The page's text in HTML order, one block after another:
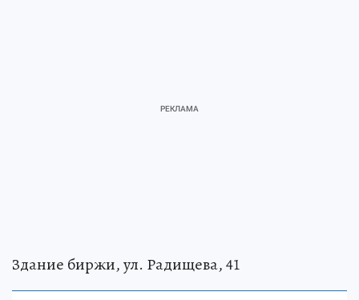
Здание биржи, ул. Радищева, 41